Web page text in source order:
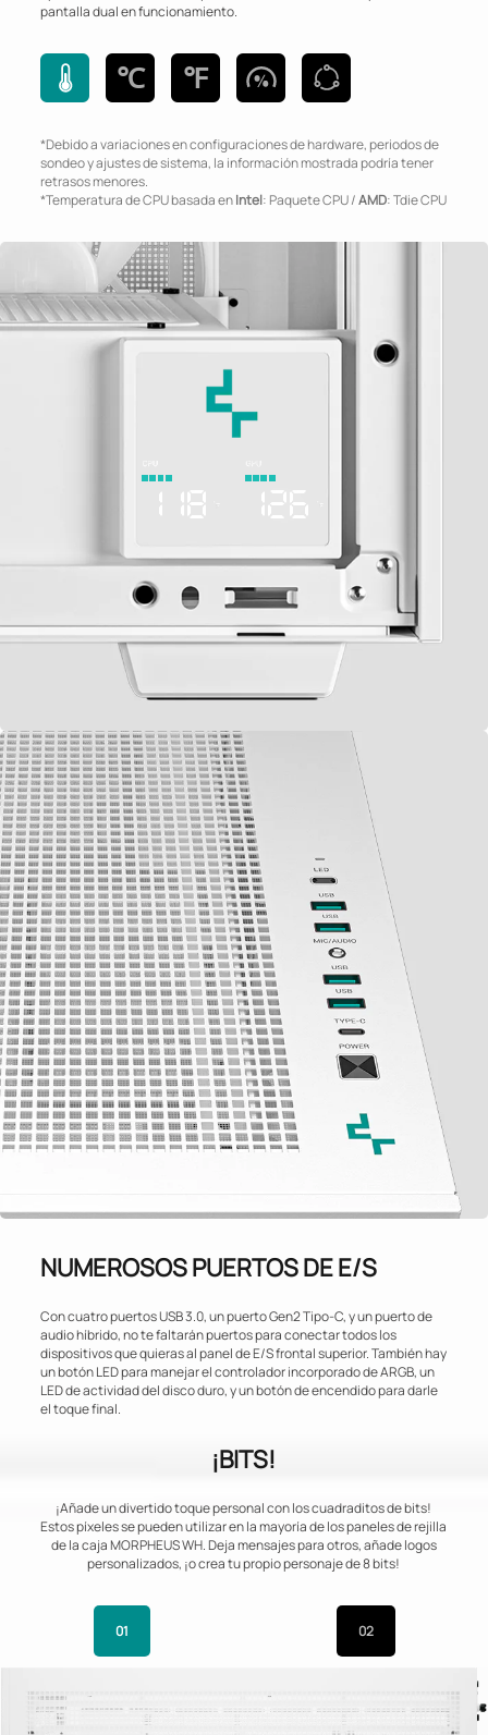
pantalla dual en funcionamiento.
℃ ℉
*Debido a variaciones en configuraciones de hardware, periodos de
sondeo y ajustes de sistema, la información mostrada podría tener
retrasos menores.
*Temperatura de CPU basada enIntel: Paquete CPU /AMD: Tdie CPU
NUMEROSOS PUERTOS DE E/S
Con cuatro puertos USB 3.0, un puerto Gen2 Tipo-C, y un puerto de
audio híbrido, no te faltarán puertos para conectar todos los
dispositivos que quieras al panel de E/S frontal superior. También hay
un botón LED para manejar el controlador incorporado de ARGB, un
LED de actividad del disco duro, y un botón de encendido para darle
el toque final.
¡BITS!
¡Añade un divertido toque personal con los cuadraditos de bits!
Estos píxeles se pueden utilizar en la mayoría de los paneles de rejilla
de la caja MORPHEUS WH. Deja mensajes para otros, añade logos
personalizados, ¡o crea tu propio personaje de 8 bits!
01 02